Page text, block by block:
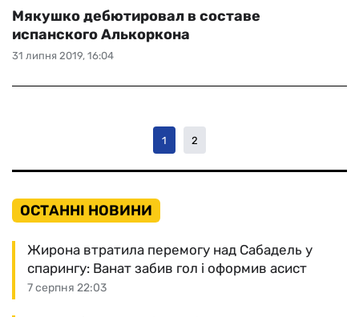
31 липня 2019, 16:04
Мякушко дебютировал в составе
испанского Алькоркона
1 2
ОСТАННІ НОВИНИ
7 серпня 22:03
Жирона втратила перемогу над Сабадель у
спарингу: Ванат забив гол і оформив асист